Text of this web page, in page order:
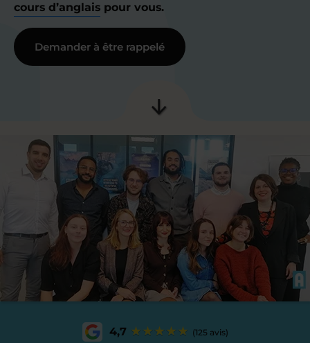
cours d’anglais pour vous.
Demander à être rappelé
4,7 (125 avis)